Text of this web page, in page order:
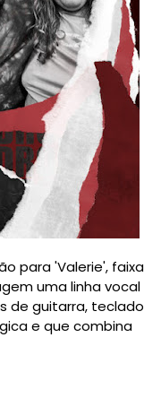
para 'Valerie', faixa
uma linha vocal
de guitarra, teclado
e que combina